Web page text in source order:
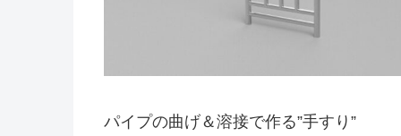
パイプの曲げ＆溶接で作る”手すり”